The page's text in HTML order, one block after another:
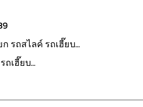
ก รถสไลค์ รถเฮี๊ยบ...
เฮี๊ยบ...